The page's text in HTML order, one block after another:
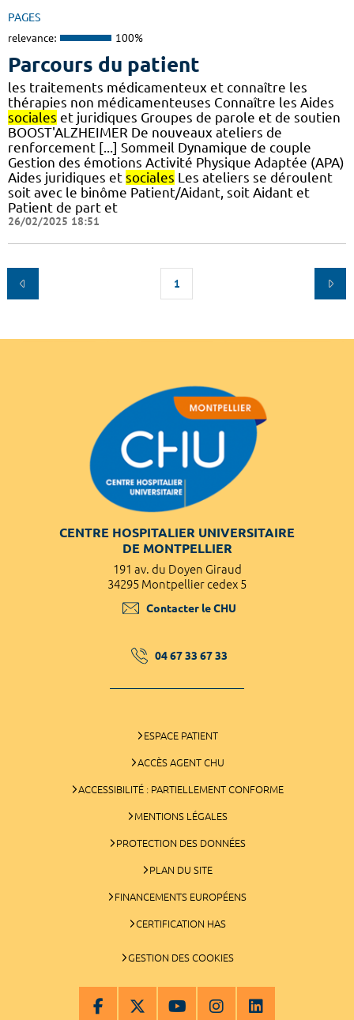
PAGES
relevance: 100%
Parcours du patient
les traitements médicamenteux et connaître les
thérapies non médicamenteuses Connaître les Aides
sociales et juridiques Groupes de parole et de soutien
BOOST'ALZHEIMER De nouveaux ateliers de
renforcement [...] Sommeil Dynamique de couple
Gestion des émotions Activité Physique Adaptée (APA)
Aides juridiques et sociales Les ateliers se déroulent
soit avec le binôme Patient/Aidant, soit Aidant et
Patient de part et
26/02/2025 18:51
1
CENTRE HOSPITALIER UNIVERSITAIRE
DE MONTPELLIER
191 av. du Doyen Giraud
34295 Montpellier cedex 5
Contacter le CHU
04 67 33 67 33
ESPACE PATIENT
ACCÈS AGENT CHU
ACCESSIBILITÉ : PARTIELLEMENT CONFORME
MENTIONS LÉGALES
PROTECTION DES DONNÉES
PLAN DU SITE
FINANCEMENTS EUROPÉENS
CERTIFICATION HAS
GESTION DES COOKIES